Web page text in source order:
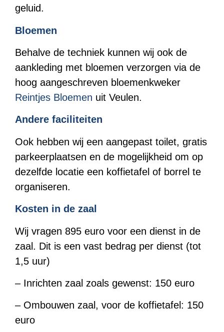
geluid.
Bloemen
Behalve de techniek kunnen wij ook de
aankleding met bloemen verzorgen via de
hoog aangeschreven bloemenkweker
Reintjes Bloemen uit Veulen.
Andere faciliteiten
Ook hebben wij een aangepast toilet, gratis
parkeerplaatsen en de mogelijkheid om op
dezelfde locatie een koffietafel of borrel te
organiseren.
Kosten in de zaal
Wij vragen 895 euro voor een dienst in de
zaal. Dit is een vast bedrag per dienst (tot
1,5 uur)
– Inrichten zaal zoals gewenst: 150 euro
– Ombouwen zaal, voor de koffietafel: 150
euro